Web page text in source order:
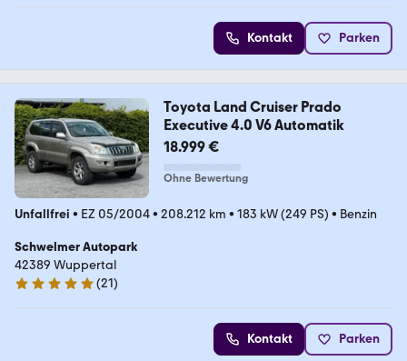
Kontakt Parken
Toyota Land Cruiser Prado
Executive 4.0 V6 Automatik
18.999 €
Ohne Bewertung
Unfallfrei • EZ 05/2004• 208.212 km • 183 kW (249 PS) • Benzin
Schwelmer Autopark
42389 Wuppertal
4.9 Sterne
(21)
Kontakt Parken